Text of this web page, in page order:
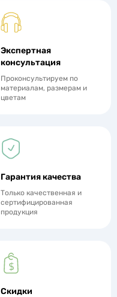
Экспертная
консультация
Проконсультируем по
материалам, размерам и
цветам
Гарантия качества
Только качественная и
сертифицированная
продукция
Скидки